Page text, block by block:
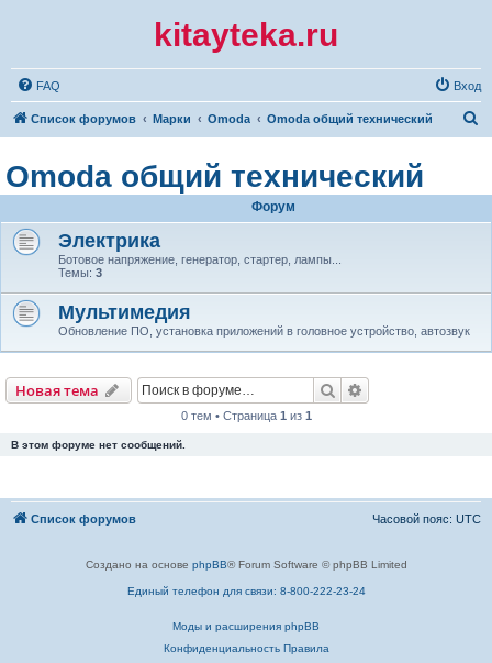
kitayteka.ru
FAQ Вход
Список форумов Марки Omoda Omoda общий технический
с
к
Omoda общий технический
Форум
Электрика
Ботовое напряжение, генератор, стартер, лампы...
Темы: 3
Мультимедия
Обновление ПО, установка приложений в головное устройство, автозвук
Новая тема Поиск
0 тем • Страница 1 из 1
В этом форуме нет сообщений.
Список форумов Часовой пояс: UTC
Создано на основе phpBB® Forum Software © phpBB Limited
Единый телефон для связи: 8-800-222-23-24
Моды и расширения phpBB
Конфиденциальность Правила